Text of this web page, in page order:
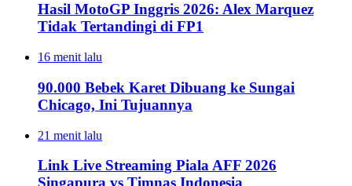
Hasil MotoGP Inggris 2026: Alex Marquez
Tidak Tertandingi di FP1
16 menit lalu
90.000 Bebek Karet Dibuang ke Sungai
Chicago, Ini Tujuannya
21 menit lalu
Link Live Streaming Piala AFF 2026
Singapura vs Timnas Indonesia